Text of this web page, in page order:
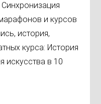
и курсов
история,
курса: История
искусства в 10